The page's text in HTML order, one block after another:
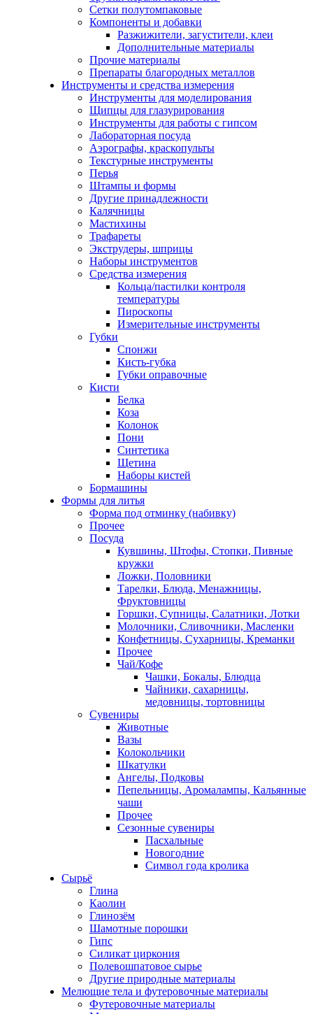
Сетки полутомпаковые
Компоненты и добавки
Разжижители, загустители, клеи
Дополнительные материалы
Прочие материалы
Препараты благородных металлов
Инструменты и средства измерения
Инструменты для моделирования
Щипцы для глазурирования
Инструменты для работы с гипсом
Лабораторная посуда
Аэрографы, краскопульты
Текстурные инструменты
Перья
Штампы и формы
Другие принадлежности
Калячницы
Мастихины
Трафареты
Экструдеры, шприцы
Наборы инструментов
Средства измерения
Кольца/пастилки контроля
температуры
Пироскопы
Измерительные инструменты
Губки
Спонжи
Кисть-губка
Губки оправочные
Кисти
Белка
Коза
Колонок
Пони
Синтетика
Щетина
Наборы кистей
Бормашины
Формы для литья
Форма под отминку (набивку)
Прочее
Посуда
Кувшины, Штофы, Стопки, Пивные
кружки
Ложки, Половники
Тарелки, Блюда, Менажницы,
Фруктовницы
Горшки, Супницы, Салатники, Лотки
Молочники, Сливочники, Масленки
Конфетницы, Сухарницы, Креманки
Прочее
Чай/Кофе
Чашки, Бокалы, Блюдца
Чайники, сахарницы,
медовницы, тортовницы
Сувениры
Животные
Вазы
Колокольчики
Шкатулки
Ангелы, Подковы
Пепельницы, Аромалампы, Кальянные
чаши
Прочее
Сезонные сувениры
Пасхальные
Новогодние
Символ года кролика
Сырьё
Глина
Каолин
Глинозём
Шамотные порошки
Гипс
Силикат циркония
Полевошпатовое сырье
Другие природные материалы
Мелющие тела и футеровочные материалы
Футеровочные материалы